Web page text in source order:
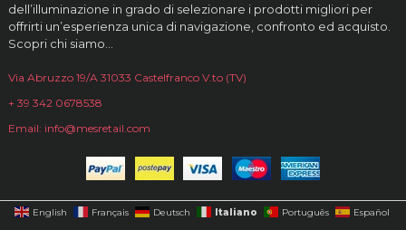
dell’illuminazione in grado di selezionare i prodotti migliori per
offrirti un’esperienza unica di navigazione, confronto ed acquisto.
Scopri chi siamo…
Via Abruzzo 19/A 31033 Castelfranco V.to (TV)
+ 39 342 0678538
Email: info@mesretail.com
English Français Deutsch Italiano Português Español